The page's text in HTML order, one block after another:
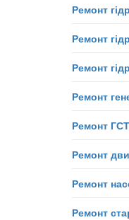
Ремонт
Ремонт
Ремонт
Ремонт
Ремонт ГСТ
Ремонт
Ремонт
Ремонт